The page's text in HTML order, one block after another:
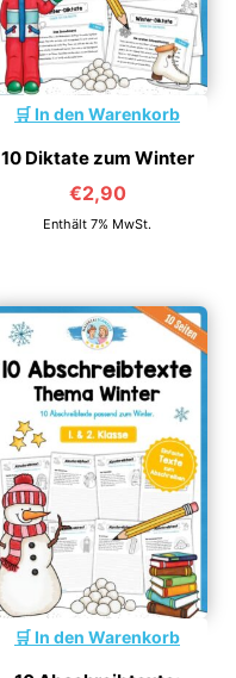
In den Warenkorb
10 Diktate zum Winter
€2,90
Enthält 7% MwSt.
In den Warenkorb